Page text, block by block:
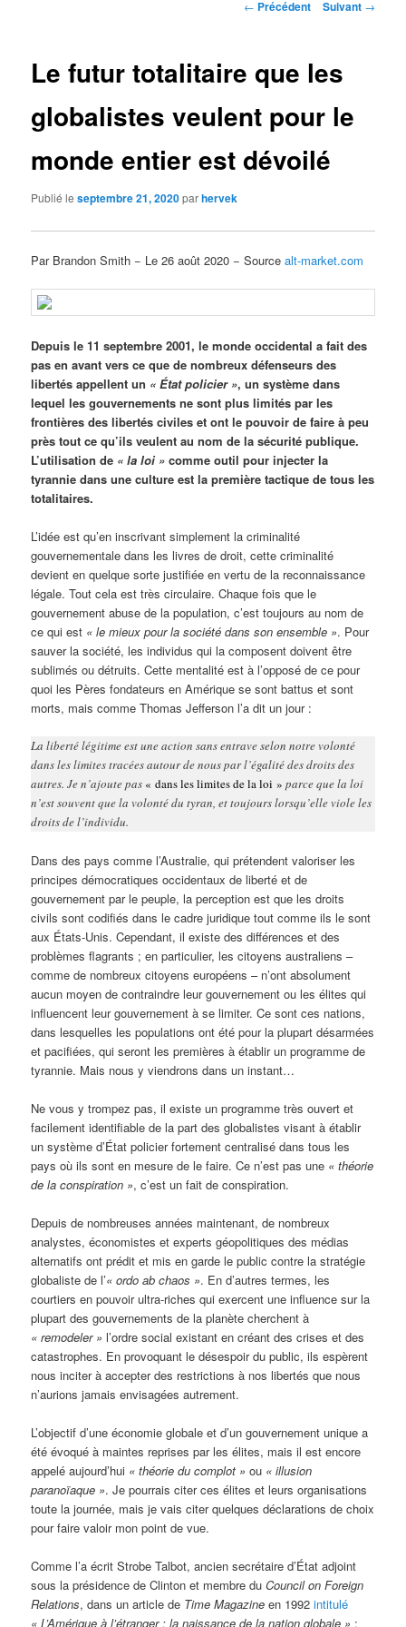
Navigation
← Précédent Suivant →
Le futur totalitaire que les
globalistes veulent pour le
monde entier est dévoilé
Publié leseptembre 21, 2020parhervek
Par Brandon Smith − Le 26 août 2020 − Sourcealt-market.com
Depuis le 11 septembre 2001, le monde occidental a fait des
pas en avant vers ce que de nombreux défenseurs des
libertés appellent un « État policier », un système dans
lequel les gouvernements ne sont plus limités par les
frontières des libertés civiles et ont le pouvoir de faire à peu
près tout ce qu’ils veulent au nom de la sécurité publique.
L’utilisation de « la loi » comme outil pour injecter la
tyrannie dans une culture est la première tactique de tous les
totalitaires.
L’idée est qu’en inscrivant simplement la criminalité
gouvernementale dans les livres de droit, cette criminalité
devient en quelque sorte justifiée en vertu de la reconnaissance
légale. Tout cela est très circulaire. Chaque fois que le
gouvernement abuse de la population, c’est toujours au nom de
ce qui est « le mieux pour la société dans son ensemble ». Pour
sauver la société, les individus qui la composent doivent être
sublimés ou détruits. Cette mentalité est à l’opposé de ce pour
quoi les Pères fondateurs en Amérique se sont battus et sont
morts, mais comme Thomas Jefferson l’a dit un jour :
La liberté légitime est une action sans entrave selon notre volonté
dans les limites tracées autour de nous par l’égalité des droits des
autres. Je n’ajoute pas « dans les limites de la loi » parce que la loi
n’est souvent que la volonté du tyran, et toujours lorsqu’elle viole les
droits de l’individu.
Dans des pays comme l’Australie, qui prétendent valoriser les
principes démocratiques occidentaux de liberté et de
gouvernement par le peuple, la perception est que les droits
civils sont codifiés dans le cadre juridique tout comme ils le sont
aux États-Unis. Cependant, il existe des différences et des
problèmes flagrants ; en particulier, les citoyens australiens –
comme de nombreux citoyens européens – n’ont absolument
aucun moyen de contraindre leur gouvernement ou les élites qui
influencent leur gouvernement à se limiter. Ce sont ces nations,
dans lesquelles les populations ont été pour la plupart désarmées
et pacifiées, qui seront les premières à établir un programme de
tyrannie. Mais nous y viendrons dans un instant…
Ne vous y trompez pas, il existe un programme très ouvert et
facilement identifiable de la part des globalistes visant à établir
un système d’État policier fortement centralisé dans tous les
pays où ils sont en mesure de le faire. Ce n’est pas une « théorie
de la conspiration », c’est un fait de conspiration.
Depuis de nombreuses années maintenant, de nombreux
analystes, économistes et experts géopolitiques des médias
alternatifs ont prédit et mis en garde le public contre la stratégie
globaliste de l’« ordo ab chaos ». En d’autres termes, les
courtiers en pouvoir ultra-riches qui exercent une influence sur la
plupart des gouvernements de la planète cherchent à
« remodeler » l’ordre social existant en créant des crises et des
catastrophes. En provoquant le désespoir du public, ils espèrent
nous inciter à accepter des restrictions à nos libertés que nous
n’aurions jamais envisagées autrement.
L’objectif d’une économie globale et d’un gouvernement unique a
été évoqué à maintes reprises par les élites, mais il est encore
appelé aujourd’hui « théorie du complot » ou « illusion
paranoïaque ». Je pourrais citer ces élites et leurs organisations
toute la journée, mais je vais citer quelques déclarations de choix
pour faire valoir mon point de vue.
Comme l’a écrit Strobe Talbot, ancien secrétaire d’État adjoint
sous la présidence de Clinton et membre duCouncil on Foreign
Relations, dans un article de Time Magazine en 1992intitulé
« L’Amérique à l’étranger : la naissance de la nation globale » :